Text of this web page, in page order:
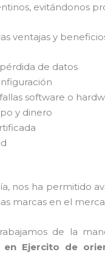
evitándonos
ventajas y
de datos
software o
y dinero
nos ha permitido
marcas en el
de la
Ejercito de